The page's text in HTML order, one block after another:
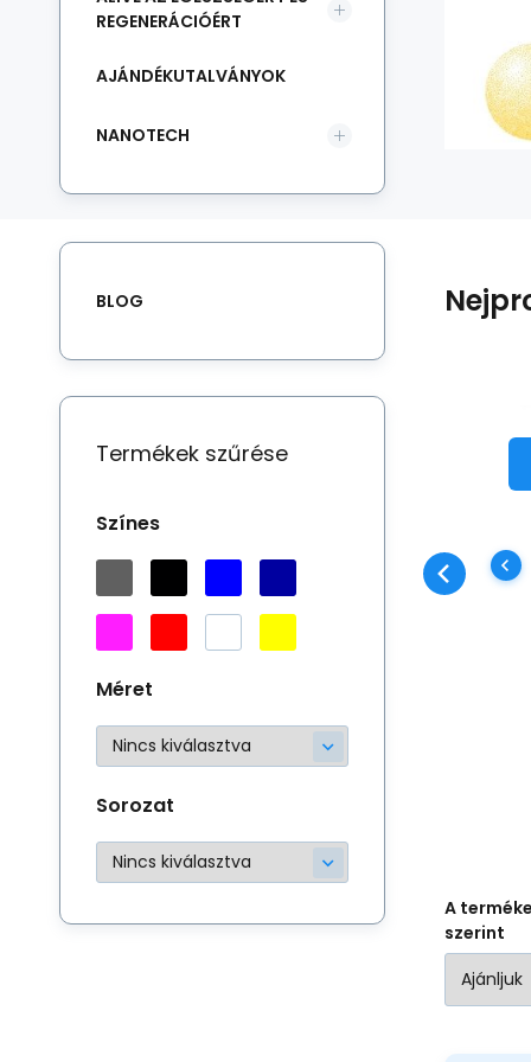
A
szerint
REGENERÁCIÓÉRT
AJÁNDÉKUTALVÁNYOK
NANOTECH
BLOG
Termékek szűrése
Színes
Méret
Sorozat